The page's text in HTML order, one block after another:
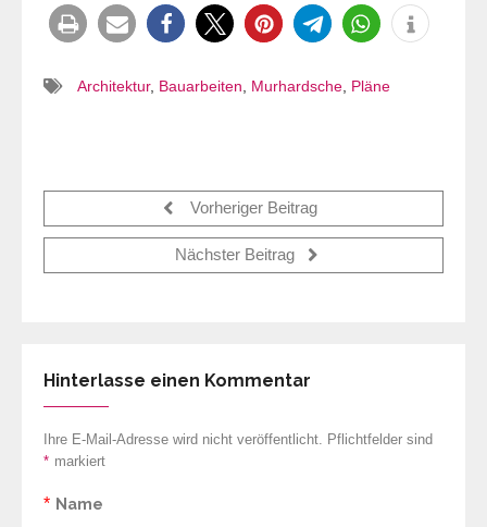
Architektur, Bauarbeiten, Murhardsche, Pläne
Vorheriger Beitrag
Nächster Beitrag
Hinterlasse einen Kommentar
Ihre E-Mail-Adresse wird nicht veröffentlicht. Pflichtfelder sind
markiert
*
Name
*